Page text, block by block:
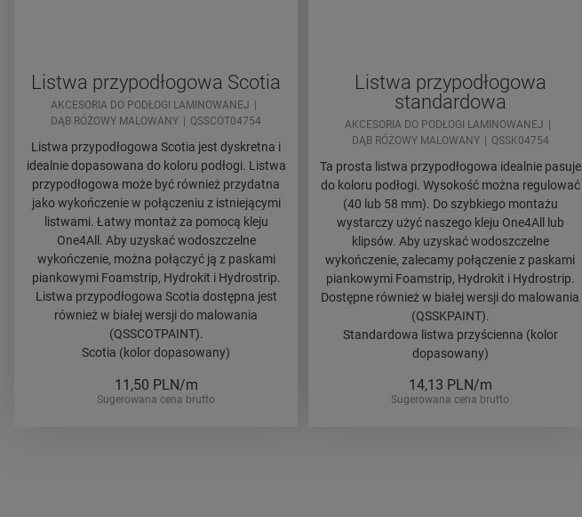
Listwa przypodłogowa Scotia
AKCESORIA DO PODŁOGI LAMINOWANEJ
DĄB RÓŻOWY MALOWANY
QSSCOT04754
Listwa przypodłogowa Scotia jest dyskretna i
idealnie dopasowana do koloru podłogi. Listwa
przypodłogowa może być również przydatna
jako wykończenie w połączeniu z istniejącymi
listwami. Łatwy montaż za pomocą kleju
One4All. Aby uzyskać wodoszczelne
wykończenie, można połączyć ją z paskami
piankowymi Foamstrip, Hydrokit i Hydrostrip.
Listwa przypodłogowa Scotia dostępna jest
również w białej wersji do malowania
(QSSCOTPAINT).
Scotia (kolor dopasowany)
11,50 PLN/m
Sugerowana cena brutto
Listwa przypodłogowa
standardowa
AKCESORIA DO PODŁOGI LAMINOWANEJ
DĄB RÓŻOWY MALOWANY
QSSK04754
Ta prosta listwa przypodłogowa idealnie pasuje
do koloru podłogi. Wysokość można regulować
(40 lub 58 mm). Do szybkiego montażu
wystarczy użyć naszego kleju One4All lub
klipsów. Aby uzyskać wodoszczelne
wykończenie, zalecamy połączenie z paskami
piankowymi Foamstrip, Hydrokit i Hydrostrip.
Dostępne również w białej wersji do malowania
(QSSKPAINT).
Standardowa listwa przyścienna (kolor
dopasowany)
14,13 PLN/m
Sugerowana cena brutto